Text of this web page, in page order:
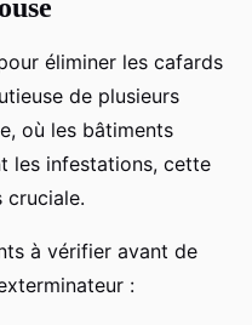
éliminer les cafards
de plusieurs
où les bâtiments
les infestations, cette
cruciale.
à vérifier avant de
: